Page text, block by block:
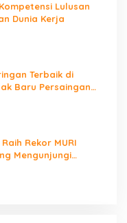
Lulusan
Dunia Kerja
Terbaik di
Baru Persaingan
Rekor MURI
Mengunjungi